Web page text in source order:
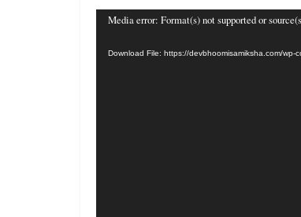
Video
Media error: Format(s) not supported or
Download File: https://devbhoomisamiksha.com/